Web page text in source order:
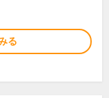
る